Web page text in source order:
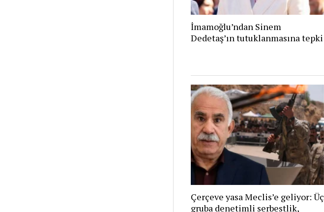
İmamoğlu’ndan Sinem
Dedetaş’ın tutuklanmasına tepki
Çerçeve yasa Meclis’e geliyor: Üç
gruba denetimli serbestlik,